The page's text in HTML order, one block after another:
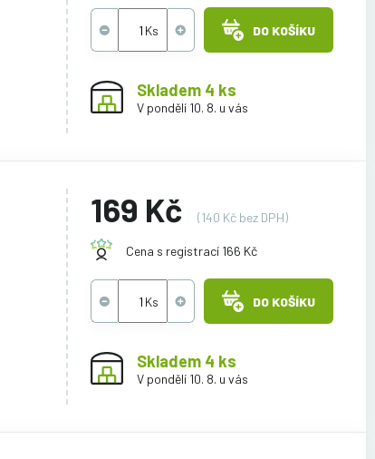
DO KOŠÍKU
Skladem 4 ks
V pondělí 10. 8. u vás
169 Kč (140 Kč bez DPH)
Cena s registrací 166 Kč
DO KOŠÍKU
Skladem 4 ks
V pondělí 10. 8. u vás